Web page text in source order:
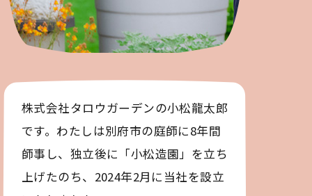
株式会社タロウガーデンの小松龍太郎
です。わたしは別府市の庭師に8年間
師事し、独立後に「小松造園」を立ち
上げたのち、2024年2月に当社を設立